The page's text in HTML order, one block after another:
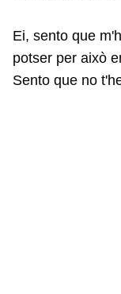
Ei, sento que
potser per això
Sento que no